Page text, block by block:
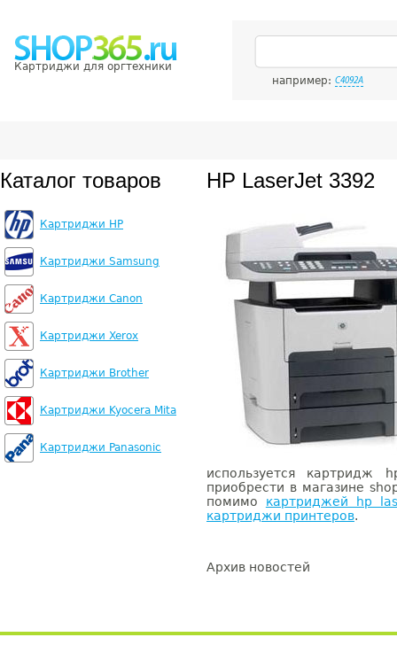
Картриджи для оргтехники
например: C4092A
Каталог товаров
Картриджи HP
Картриджи Samsung
Картриджи Canon
Картриджи Xerox
Картриджи Brother
Картриджи Kyocera Mita
Картриджи Panasonic
HP LaserJet 3392
используется картридж
приобрести в магазине
помимо картриджей hp
картриджи принтеров.
Архив новостей